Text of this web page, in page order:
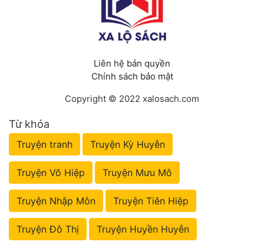
Liên hệ bản quyền
Chính sách bảo mật
Copyright © 2022 xalosach.com
Từ khóa
Truyện tranh Truyện Kỳ Huyễn
Truyện Võ Hiệp Truyện Mưu Mô
Truyện Nhập Môn Truyện Tiên Hiệp
Truyện Đô Thị Truyện Huyền Huyễn